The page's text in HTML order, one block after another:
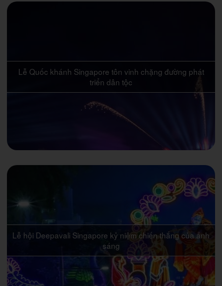
Lễ Quốc khánh Singapore tôn vinh chặng đường phát
triển dân tộc
Lễ hội Deepavali Singapore kỷ niệm chiến thắng của ánh
sáng